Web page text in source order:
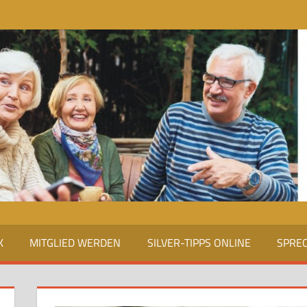
MITGLIED WERDEN SILVER-TIPPS ONLINE